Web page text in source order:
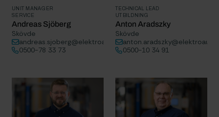
UNIT MANAGER
SERVICE
Andreas Sjöberg
Skövde
andreas.sjoberg@elektroautomatik.se
0500-78 33 73
TECHNICAL LEAD
UTBILDNING
Anton Aradszky
Skövde
0500-10 34 91